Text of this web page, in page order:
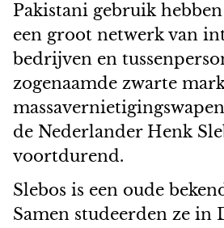
Pakistani gebruik
een groot netwerk van
bedrijven en
zogenaamde zwarte
de Nederlander Henk
voortdurend.
Slebos is een oude
Samen studeerden ze in